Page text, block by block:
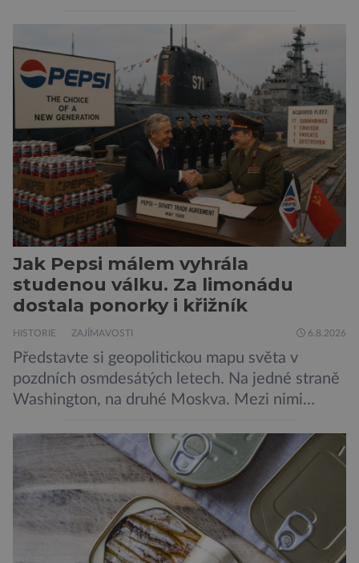
Bradavice, Hagridovu chýši i učebny, ve
kterých si můžete zkusit kouzla na vlastní kůži.
Nechte tedy mudlovské starosti přede dveřmi.
Neplecha byla zahájena. Dopis z Bradavic
možná stále nepřišel, ale […]
Jak Pepsi málem vyhrála
studenou válku. Za limonádu
dostala ponorky i křižník
HISTORIE ZAJÍMAVOSTI 6.8.2026
Představte si geopolitickou mapu světa v
pozdních osmdesátých letech. Na jedné straně
Washington, na druhé Moskva. Mezi nimi
padesátkrát dokola, železná opona a miliony
vojáků v permanentní pohotovosti. A pak je tu
Donald Kendall, generální ředitel společnosti
PepsiCo, který se v květnu roku 1989 stává
admirálem flotily, jež čítá sedmnáct […]